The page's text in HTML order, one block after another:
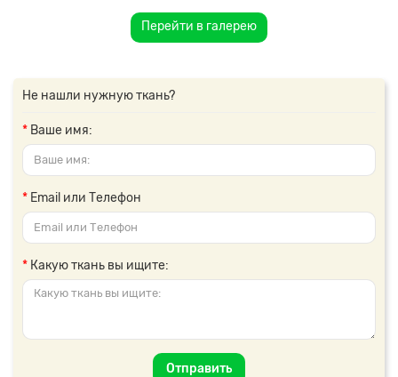
Перейти в галерею
Не нашли нужную ткань?
Ваше имя:
Email или Телефон
Какую ткань вы ищите:
Отправить